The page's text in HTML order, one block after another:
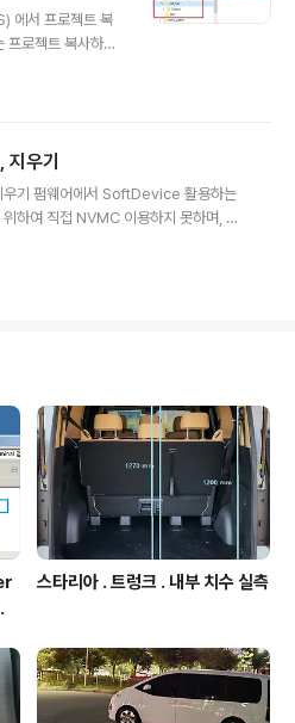
서 프로젝트 복
프로젝트 복사하여
고, nRF5_SDK
도 있고, 동일
생성되어 있는 상태
D0F4_BLENUSC)
트명 : CyU3F1_B
우기
기 펌웨어에서 SoftDevice 활용하는
하여 직접 NVMC 이용하지 못하며, S
함수) 여서 함수 호출시 실행 성공 여
- The command could not b
스타리아 . 트렁크 . 내부 치수 실측